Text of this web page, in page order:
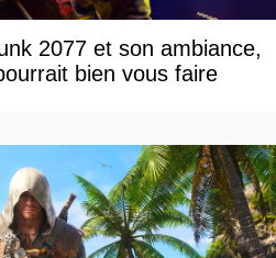
2077 et son ambiance,
bien vous faire